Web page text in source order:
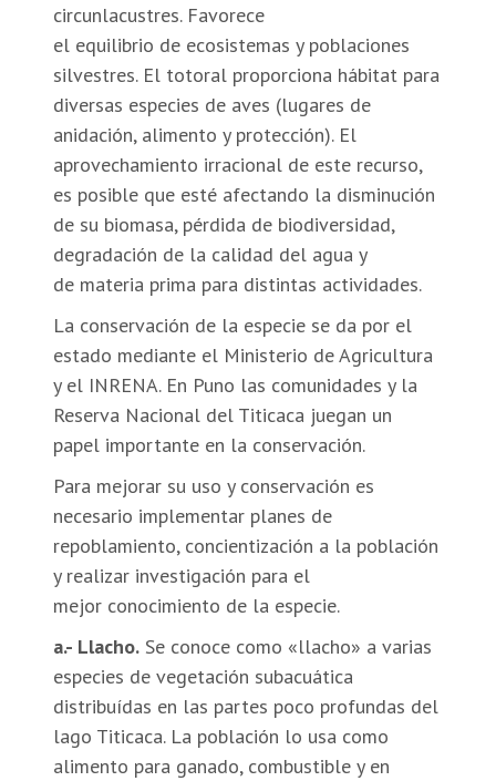
circunlacustres. Favorece
el equilibrio de ecosistemas y poblaciones
silvestres. El totoral proporciona hábitat para
diversas especies de aves (lugares de
anidación, alimento y protección). El
aprovechamiento irracional de este recurso,
es posible que esté afectando la disminución
de su biomasa, pérdida de biodiversidad,
degradación de la calidad del agua y
de materia prima para distintas actividades.
La conservación de la especie se da por el
estado mediante el Ministerio de Agricultura
y el INRENA. En Puno las comunidades y la
Reserva Nacional del Titicaca juegan un
papel importante en la conservación.
Para mejorar su uso y conservación es
necesario implementar planes de
repoblamiento, concientización a la población
y realizar investigación para el
mejor conocimiento de la especie.
a.- Llacho. Se conoce como «llacho» a varias
especies de vegetación subacuática
distribuídas en las partes poco profundas del
lago Titicaca. La población lo usa como
alimento para ganado, combustible y en